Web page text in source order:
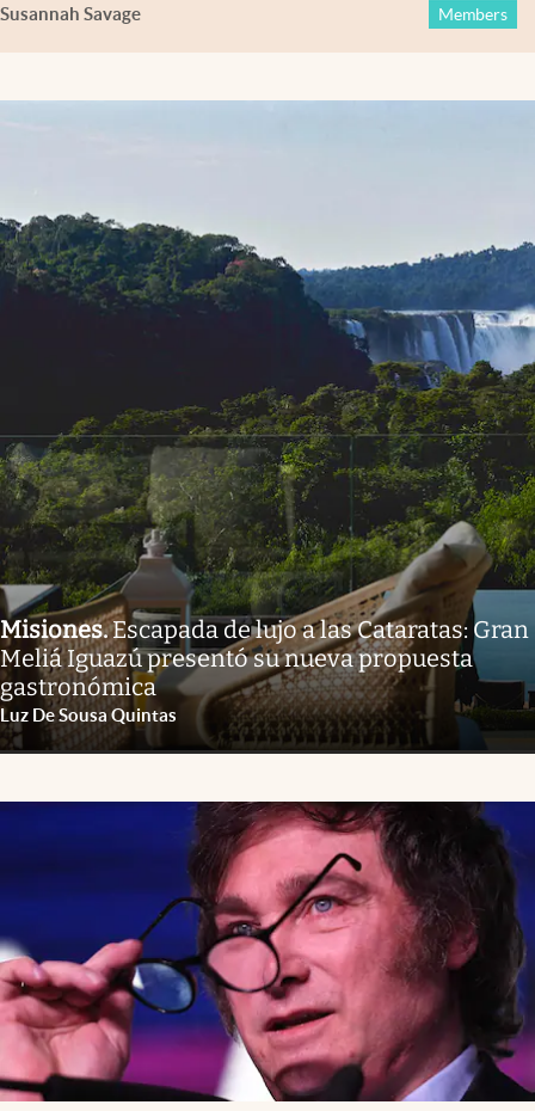
Susannah Savage Members
Misiones.Escapada de lujo a las Cataratas: Gran
Meliá Iguazú presentó su nueva propuesta
gastronómica
Luz De Sousa Quintas